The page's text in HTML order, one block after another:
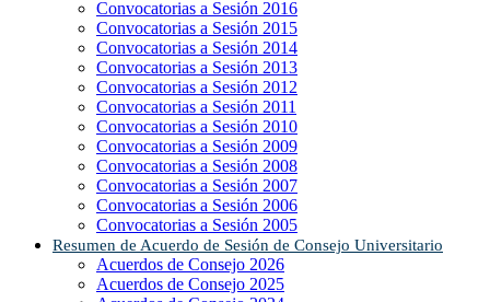
Convocatorias a Sesión 2016
Convocatorias a Sesión 2015
Convocatorias a Sesión 2014
Convocatorias a Sesión 2013
Convocatorias a Sesión 2012
Convocatorias a Sesión 2011
Convocatorias a Sesión 2010
Convocatorias a Sesión 2009
Convocatorias a Sesión 2008
Convocatorias a Sesión 2007
Convocatorias a Sesión 2006
Convocatorias a Sesión 2005
Resumen de Acuerdo de Sesión de Consejo Universitario
Acuerdos de Consejo 2026
Acuerdos de Consejo 2025